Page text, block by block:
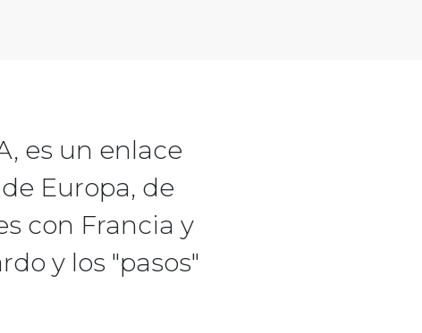
es un enlace
Europa, de
con Francia y
y los "pasos"